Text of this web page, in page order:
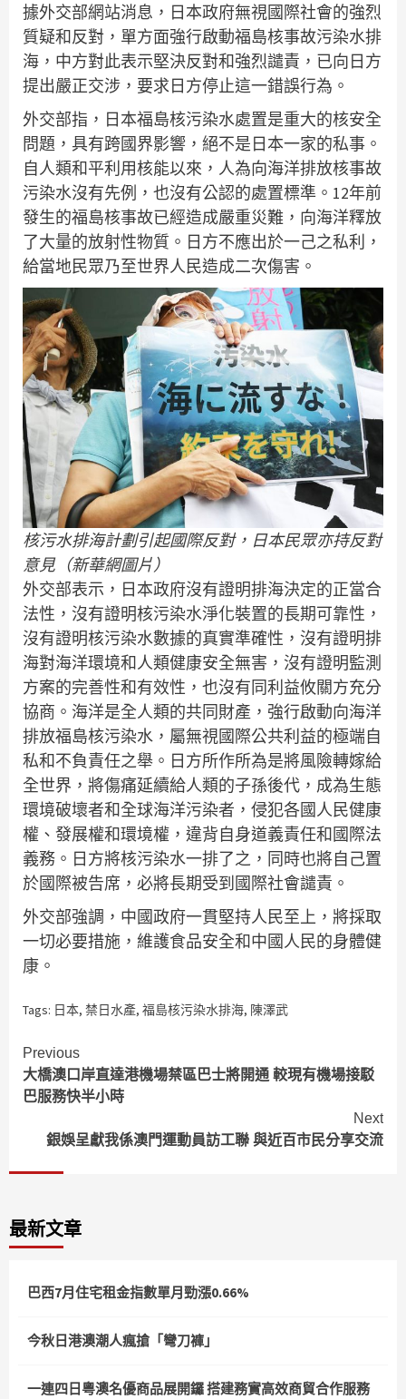
據外交部網站消息，日本政府無視國際社會的強烈
質疑和反對，單方面強行啟動福島核事故污染水排
海，中方對此表示堅決反對和強烈譴責，已向日方
提出嚴正交涉，要求日方停止這一錯誤行為。
外交部指，日本福島核污染水處置是重大的核安全
問題，具有跨國界影響，絕不是日本一家的私事。
自人類和平利用核能以來，人為向海洋排放核事故
污染水沒有先例，也沒有公認的處置標準。12年前
發生的福島核事故已經造成嚴重災難，向海洋釋放
了大量的放射性物質。日方不應出於一己之私利，
給當地民眾乃至世界人民造成二次傷害。
核污水排海計劃引起國際反對，日本民眾亦持反對
意見（新華網圖片）
外交部表示，日本政府沒有證明排海決定的正當合
法性，沒有證明核污染水淨化裝置的長期可靠性，
沒有證明核污染水數據的真實準確性，沒有證明排
海對海洋環境和人類健康安全無害，沒有證明監測
方案的完善性和有效性，也沒有同利益攸關方充分
協商。海洋是全人類的共同財產，強行啟動向海洋
排放福島核污染水，屬無視國際公共利益的極端自
私和不負責任之舉。日方所作所為是將風險轉嫁給
全世界，將傷痛延續給人類的子孫後代，成為生態
環境破壞者和全球海洋污染者，侵犯各國人民健康
權、發展權和環境權，違背自身道義責任和國際法
義務。日方將核污染水一排了之，同時也將自己置
於國際被告席，必將長期受到國際社會譴責。
外交部強調，中國政府一貫堅持人民至上，將採取
一切必要措施，維護食品安全和中國人民的身體健
康。
Tags: 日本, 禁日水產, 福島核污染水排海, 陳澤武
Continue
Reading
Previous
大橋澳口岸直達港機場禁區巴士將開通 較現有機場接駁
巴服務快半小時
Next
銀娛呈獻我係澳門運動員訪工聯 與近百市民分享交流
最新文章
巴西7月住宅租金指數單月勁漲0.66%
今秋日港澳潮人瘋搶「彎刀褲」
一連四日粵澳名優商品展開鑼 搭建務實高效商貿合作服務